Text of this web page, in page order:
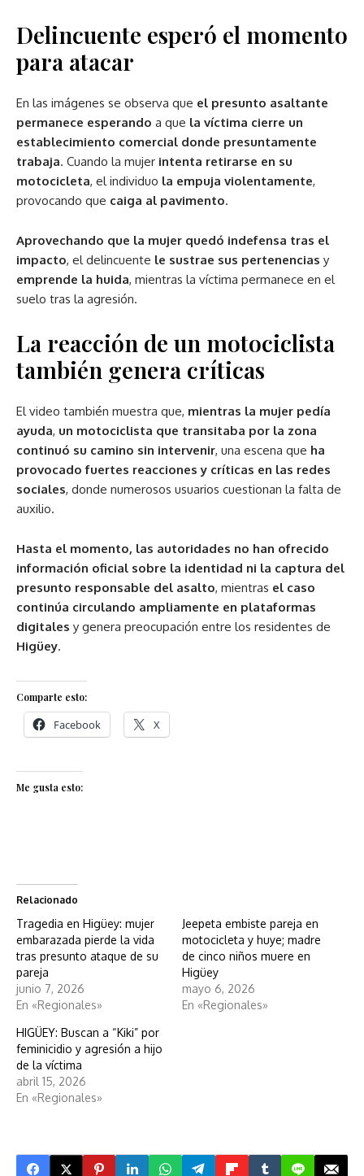
Delincuente esperó el momento
para atacar
En las imágenes se observa que el presunto asaltante
permanece esperando a que la víctima cierre un
establecimiento comercial donde presuntamente
trabaja. Cuando la mujer intenta retirarse en su
motocicleta, el individuo la empuja violentamente,
provocando que caiga al pavimento.
Aprovechando que la mujer quedó indefensa tras el
impacto, el delincuente le sustrae sus pertenencias y
emprende la huida, mientras la víctima permanece en el
suelo tras la agresión.
La reacción de un motociclista
también genera críticas
El video también muestra que, mientras la mujer pedía
ayuda, un motociclista que transitaba por la zona
continuó su camino sin intervenir, una escena que ha
provocado fuertes reacciones y críticas en las redes
sociales, donde numerosos usuarios cuestionan la falta de
auxilio.
Hasta el momento, las autoridades no han ofrecido
información oficial sobre la identidad ni la captura del
presunto responsable del asalto, mientras el caso
continúa circulando ampliamente en plataformas
digitales y genera preocupación entre los residentes de
Higüey.
Comparte esto:
Facebook X
Me gusta esto:
Relacionado
Tragedia en Higüey: mujer
embarazada pierde la vida
tras presunto ataque de su
pareja
junio 7, 2026
En «Regionales»
Jeepeta embiste pareja en
motocicleta y huye; madre
de cinco niños muere en
Higüey
mayo 6, 2026
En «Regionales»
HIGÜEY: Buscan a “Kiki” por
feminicidio y agresión a hijo
de la víctima
abril 15, 2026
En «Regionales»